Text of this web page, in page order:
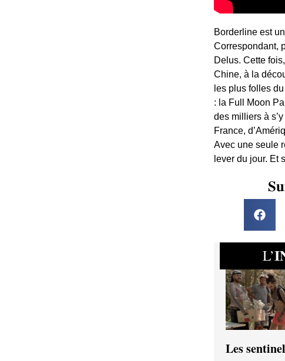
Borderline est
Correspondant,
Delus. Cette
Chine, à la
les plus folles
: la Full Moon
des milliers à
France,
Avec une seule
lever du jour. Et
L’
Les